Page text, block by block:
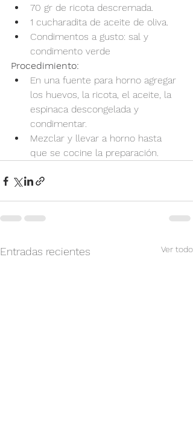
70 gr de ricota descremada.
1 cucharadita de aceite de oliva.
Condimentos a gusto: sal y
condimento verde
Procedimiento:
En una fuente para horno agregar
los huevos, la ricota, el aceite, la
espinaca descongelada y
condimentar.
Mezclar y llevar a horno hasta
que se cocine la preparación.
Entradas recientes Ver todo